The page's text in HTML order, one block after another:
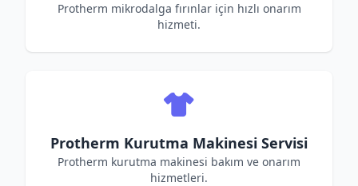
Protherm mikrodalga fırınlar için hızlı onarım
hizmeti.
Protherm Kurutma Makinesi Servisi
Protherm kurutma makinesi bakım ve onarım
hizmetleri.